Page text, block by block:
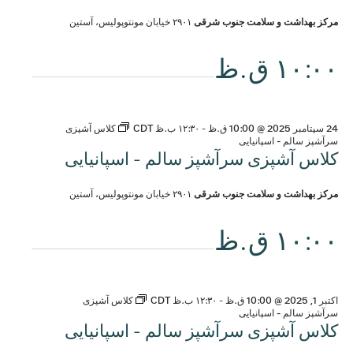
مرکز بهداشت و سلامت جنوب شرقی ۲۹۰۱ خیابان مونتوپولیس، آستین
۱۰:۰۰ ق.ظ
کلاس آشپزی سرآشپز سالم - اسپانیایی
24 سپتامبر 2025 @ 10:00 ق.ظ - ۱۲:۳۰ ب.ظ CDT
کلاس آشپزی
سرآشپز سالم - اسپانیایی
مرکز بهداشت و سلامت جنوب شرقی ۲۹۰۱ خیابان مونتوپولیس، آستین
۱۰:۰۰ ق.ظ
کلاس آشپزی سرآشپز سالم - اسپانیایی
اکتبر 1, 2025 @ 10:00 ق.ظ - ۱۲:۳۰ ب.ظ CDT
کلاس آشپزی
سرآشپز سالم - اسپانیایی